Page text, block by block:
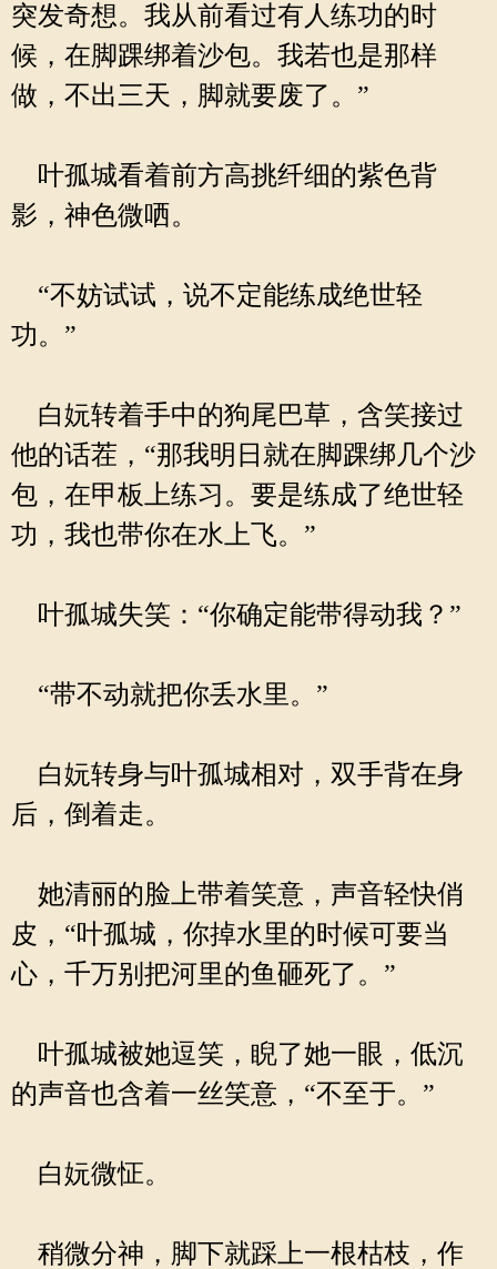
突发奇想。我从前看过有人练功的时
候，在脚踝绑着沙包。我若也是那样
做，不出三天，脚就要废了。”
叶孤城看着前方高挑纤细的紫色背
影，神色微哂。
“不妨试试，说不定能练成绝世轻
功。”
白妧转着手中的狗尾巴草，含笑接过
他的话茬，“那我明日就在脚踝绑几个沙
包，在甲板上练习。要是练成了绝世轻
功，我也带你在水上飞。”
叶孤城失笑：“你确定能带得动我？”
“带不动就把你丢水里。”
白妧转身与叶孤城相对，双手背在身
后，倒着走。
她清丽的脸上带着笑意，声音轻快俏
皮，“叶孤城，你掉水里的时候可要当
心，千万别把河里的鱼砸死了。”
叶孤城被她逗笑，睨了她一眼，低沉
的声音也含着一丝笑意，“不至于。”
白妧微怔。
稍微分神，脚下就踩上一根枯枝，作